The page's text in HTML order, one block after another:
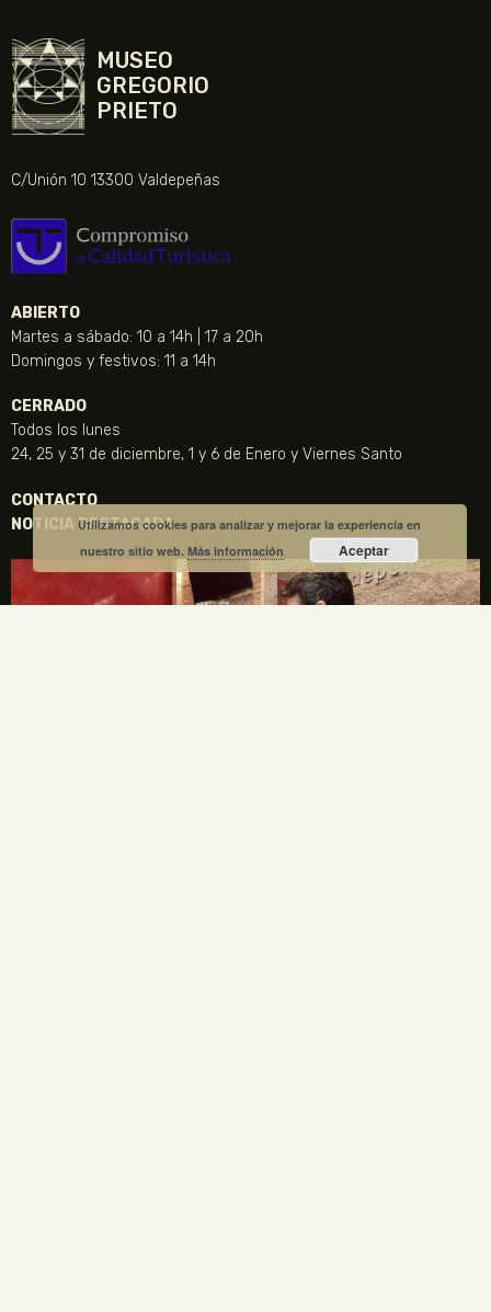
MUSEO
GREGORIO
PRIETO
C/Unión 10 13300 Valdepeñas
ABIERTO
Martes a sábado: 10 a 14h | 17 a 20h
Domingos y festivos: 11 a 14h
CERRADO
Todos los lunes
24, 25 y 31 de diciembre, 1 y 6 de Enero y Viernes Santo
CONTACTO
NOTICIA DESTACADA
Utilizamos cookies para analizar y mejorar la experiencia en
nuestro sitio web.Más información Aceptar